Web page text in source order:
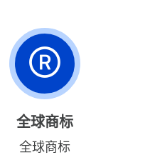
全球商标
全球商标